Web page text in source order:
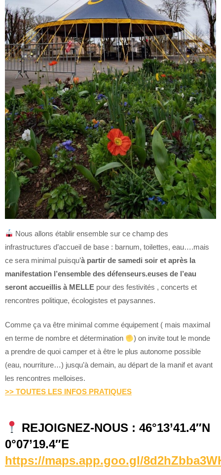
Nous allons établir ensemble sur ce champ des
infrastructures d’accueil de base : barnum, toilettes, eau….mais
ce sera minimal puisqu’à partir de samedi soir et après la
manifestation l’ensemble des défenseurs.euses de l’eau
seront accueillis à MELLE pour des festivités , concerts et
rencontres politique, écologistes et paysannes.
Comme ça va être minimal comme équipement ( mais maximal
en terme de nombre et détermination
) on invite tout le monde
a prendre de quoi camper et à être le plus autonome possible
(eau, nourriture…) jusqu’à demain, au départ de la manif et avant
les rencontres melloises.
>> TOUTES LES INFOS PRATIQUES
REJOIGNEZ-NOUS : 46°13’41.4″N
0°07’19.4″E
https://maps.app.goo.gl/